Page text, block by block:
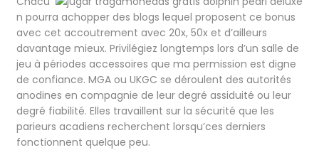
n pourra achopper des blogs lequel proposent ce bonus
avec cet accoutrement avec 20x, 50x et d’ailleurs
davantage mieux. Privilégiez longtemps lors d’un salle de
jeu à périodes accessoires que ma permission est digne
de confiance. MGA ou UKGC se déroulent des autorités
anodines en compagnie de leur degré assiduité ou leur
degré fiabilité. Elles travaillent sur la sécurité que les
parieurs acadiens recherchent lorsqu’ces derniers
fonctionnent quelque peu.